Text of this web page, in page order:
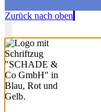
Zurück nach oben